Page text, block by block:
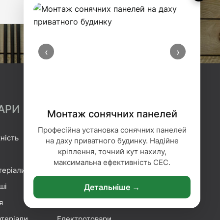
‹ ›
Монтаж сонячних панелей
Професійна установка сонячних панелей
на даху приватного будинку. Надійне
кріплення, точний кут нахилу,
максимальна ефективність СЕС.
Детальніше →
Гідроізоляція
Геотекстиль
Сітка та плівка